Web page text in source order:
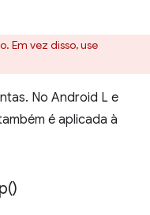
Em vez disso, use
No Android L e
é aplicada à
)